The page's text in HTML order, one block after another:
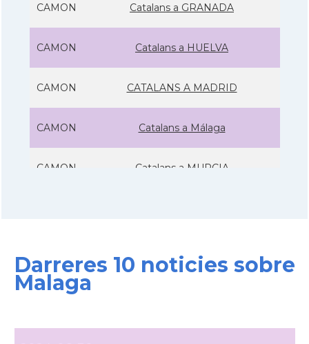
CAMON Catalans a GRANADA
CAMON Catalans a HUELVA
CAMON CATALANS A MADRID
CAMON Catalans a Málaga
CAMON Catalans a MURCIA
CAMON
CAMON Catalans a VALLADOLID
Darreres 10 noticies sobre
Malaga